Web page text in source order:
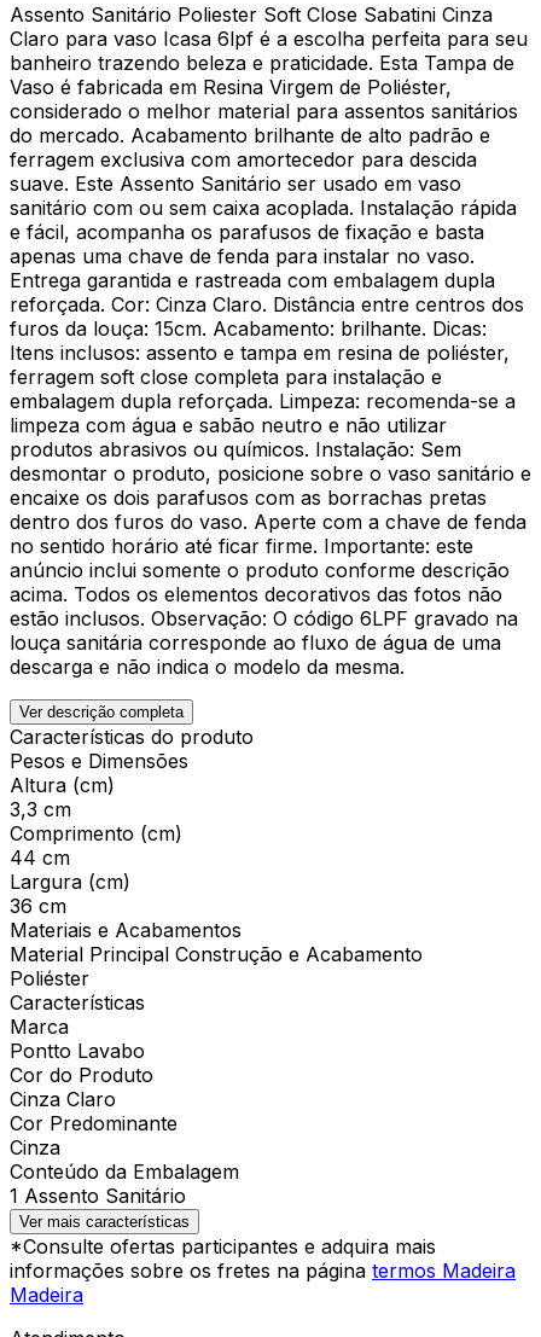
Assento Sanitário Poliester Soft Close Sabatini Cinza
Claro para vaso Icasa 6lpf é a escolha perfeita para seu
banheiro trazendo beleza e praticidade. Esta Tampa de
Vaso é fabricada em Resina Virgem de Poliéster,
considerado o melhor material para assentos sanitários
do mercado. Acabamento brilhante de alto padrão e
ferragem exclusiva com amortecedor para descida
suave. Este Assento Sanitário ser usado em vaso
sanitário com ou sem caixa acoplada. Instalação rápida
e fácil, acompanha os parafusos de fixação e basta
apenas uma chave de fenda para instalar no vaso.
Entrega garantida e rastreada com embalagem dupla
reforçada. Cor: Cinza Claro. Distância entre centros dos
furos da louça: 15cm. Acabamento: brilhante. Dicas:
Itens inclusos: assento e tampa em resina de poliéster,
ferragem soft close completa para instalação e
embalagem dupla reforçada. Limpeza: recomenda-se a
limpeza com água e sabão neutro e não utilizar
produtos abrasivos ou químicos. Instalação: Sem
desmontar o produto, posicione sobre o vaso sanitário e
encaixe os dois parafusos com as borrachas pretas
dentro dos furos do vaso. Aperte com a chave de fenda
no sentido horário até ficar firme. Importante: este
anúncio inclui somente o produto conforme descrição
acima. Todos os elementos decorativos das fotos não
estão inclusos. Observação: O código 6LPF gravado na
louça sanitária corresponde ao fluxo de água de uma
descarga e não indica o modelo da mesma.
Ver descrição completa
Características do produto
Pesos e Dimensões
Altura (cm)
3,3 cm
Comprimento (cm)
44 cm
Largura (cm)
36 cm
Materiais e Acabamentos
Material Principal Construção e Acabamento
Poliéster
Características
Marca
Pontto Lavabo
Cor do Produto
Cinza Claro
Cor Predominante
Cinza
Conteúdo da Embalagem
1 Assento Sanitário
Ver mais características
*Consulte ofertas participantes e adquira mais
informações sobre os fretes na página termos Madeira
Madeira